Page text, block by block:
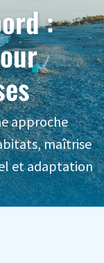
:
approche
maîtrise
et adaptation